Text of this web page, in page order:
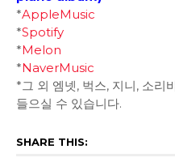
*AppleMusic
*Spotify
*Melon
*NaverMusic
*그 외 엠넷, 벅스, 지니, 소리
들으실 수 있습니다.
SHARE THIS: